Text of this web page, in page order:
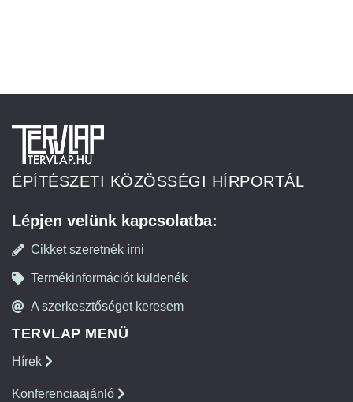
ÉPÍTÉSZETI KÖZÖSSÉGI HÍRPORTÁL
Lépjen velünk kapcsolatba:
Cikket szeretnék írni
Termékinformációt küldenék
A szerkesztőséget keresem
TERVLAP MENÜ
Hírek
Konferenciaajánló